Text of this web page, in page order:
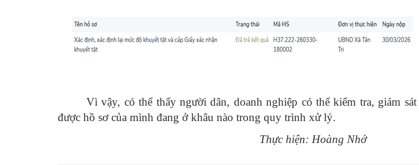
Vì vậy, có thể thấy người dân, doanh nghiệp có thể kiểm tra, giám
được hồ sơ của mình đang ở khâu nào trong quy trình xử lý.
Thực hiện: Hoàng Nhớ